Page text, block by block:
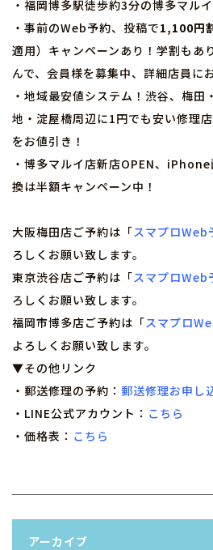
・福岡博多駅徒歩約3分の博多マル
・事前のWeb予約、投稿で1,100円
適用）キャンペーンあり！学割もあ
んで、会員様を募集中、詳細店員に
・地域最安値システム！渋谷、梅田
地・淀屋橋周辺に1円でも安い修理
をお値引き！
・博多マルイ店新店OPEN、
換は半額キャンペーン中！
大阪梅田店ご予約は「スマプロWeb
ろしくお願い致します。
東京渋谷店ご予約は「スマプロWeb
ろしくお願い致します。
福岡市博多店ご予約は「スマプロ
よろしくお願い致します。
▼その他リンク
・郵送修理の予約： 郵送修理お申し
・LINE公式アカウント： こちら
・価格表： こちら
アーカイブ